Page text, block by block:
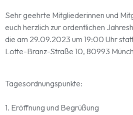
Sehr geehrte Mitgliederinnen und
euch herzlich zur ordentlichen
die am 29.09.2023 um 19:00 Uhr
Lotte-Branz-Straße 10, 80993
Tagesordnungspunkte:
1. Eröffnung und Begrüßung